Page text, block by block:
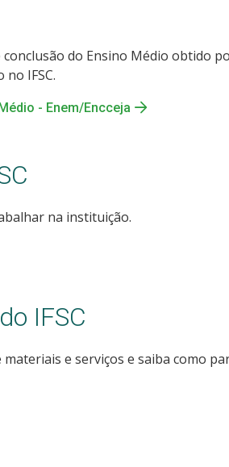
do Ensino Médio obtido
IFSC.
- Enem/Encceja
na instituição.
IFSC
e serviços e saiba como